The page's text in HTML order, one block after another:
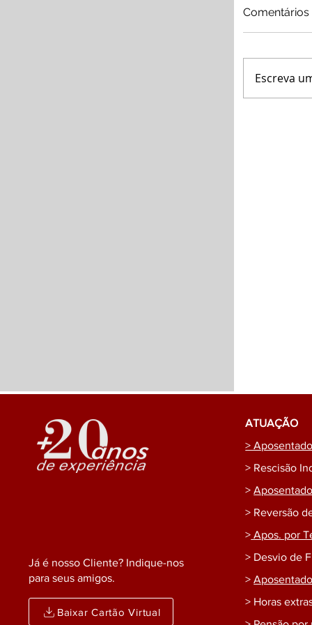
Comentários
Escreva
Já é nosso Cliente? Indique-nos
para seus amigos.
Baixar Cartão Virtual
ATUAÇÃO
>
> Rescisão
>
> Reversão
> Apos. por
> Desvio de
>
> Horas